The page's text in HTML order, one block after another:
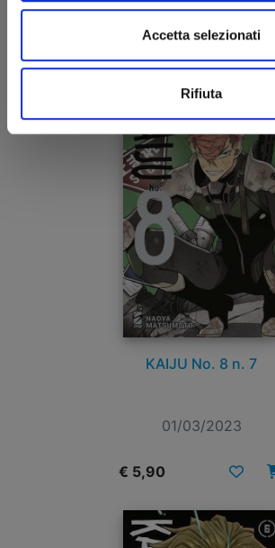
Accetta selezionati
Rifiuta
24/05/2023
€ 5,50
KAIJU No. 8 n. 7
01/03/2023
€ 5,90